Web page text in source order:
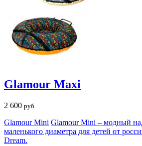
Glamour Maxi
2 600 руб
Glamour Mini Glamour Mini – модный
маленького диаметра для детей от
Dream.